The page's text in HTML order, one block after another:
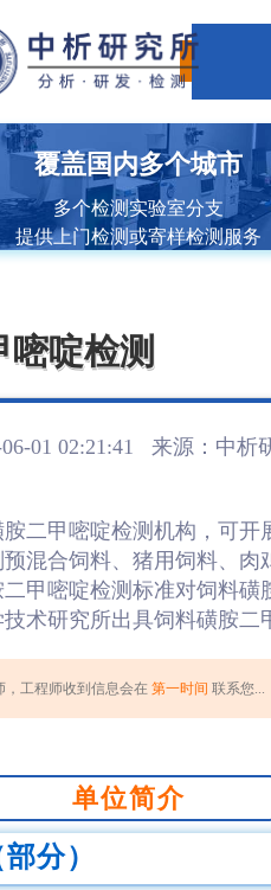
覆盖国内多个城市
多个检测实验室分支
提供上门检测或寄样检测服务
啶检测
01 02:21:41 来源： 中析
二甲嘧啶检测机构，可开
混合饲料、猪用饲料、肉
甲嘧啶检测标准对饲料磺
术研究所出具饲料磺胺二
，工程师收到信息会在 第一时间 联系您...
单位简介
分）